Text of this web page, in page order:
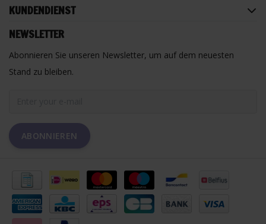
KUNDENDIENST
NEWSLETTER
Abonnieren Sie unseren Newsletter, um auf dem neuesten
Stand zu bleiben.
ABONNIEREN